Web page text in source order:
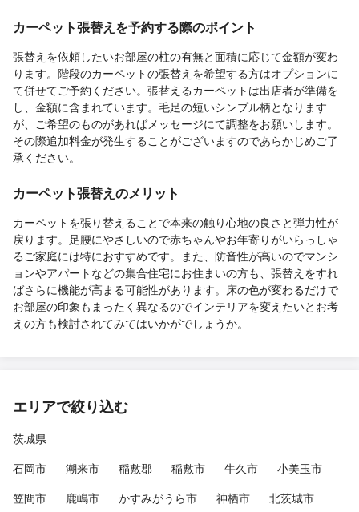
カーペット張替えを予約する際のポイント
張替えを依頼したいお部屋の柱の有無と面積に応じて金額が変わ
ります。階段のカーペットの張替えを希望する方はオプションに
て併せてご予約ください。張替えるカーペットは出店者が準備を
し、金額に含まれています。毛足の短いシンプル柄となります
が、ご希望のものがあればメッセージにて調整をお願いします。
その際追加料金が発生することがございますのであらかじめご了
承ください。
カーペット張替えのメリット
カーペットを張り替えることで本来の触り心地の良さと弾力性が
戻ります。足腰にやさしいので赤ちゃんやお年寄りがいらっしゃ
るご家庭には特におすすめです。また、防音性が高いのでマンシ
ョンやアパートなどの集合住宅にお住まいの方も、張替えをすれ
ばさらに機能が高まる可能性があります。床の色が変わるだけで
お部屋の印象もまったく異なるのでインテリアを変えたいとお考
えの方も検討されてみてはいかがでしょうか。
エリアで絞り込む
茨城県
石岡市
潮来市 稲敷郡 稲敷市 牛久市
小美玉市
笠間市
鹿嶋市 かすみがうら市 神栖市
北茨城市